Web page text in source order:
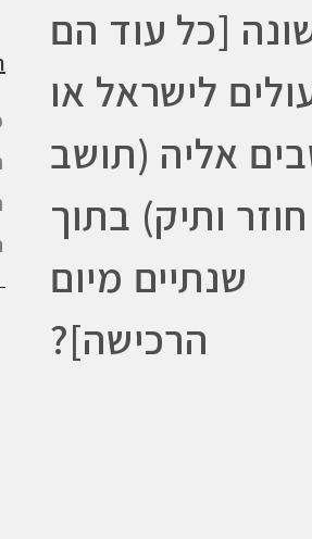
[כל עוד הם
לישראל או
אליה (תושב
חוזר ותיק) בתוך
שנתיים מיום
הרכישה]?